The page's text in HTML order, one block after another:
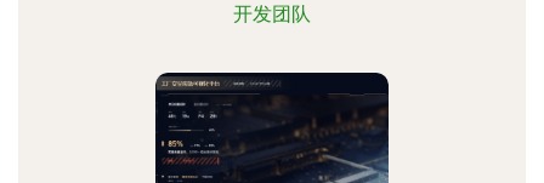
开发团队